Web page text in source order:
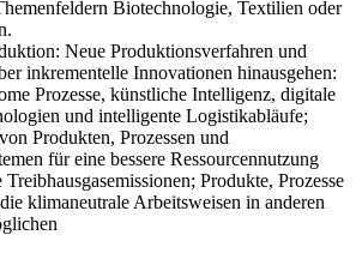
Biotechnologie, Textilien oder
Neue Produktionsverfahren und
inkrementelle Innovationen hinausgehen:
Prozesse, künstliche Intelligenz, digitale
und intelligente Logistikabläufe;
Produkten, Prozessen und
für eine bessere Ressourcennutzung
Produkte, Prozesse
klimaneutrale Arbeitsweisen in anderen